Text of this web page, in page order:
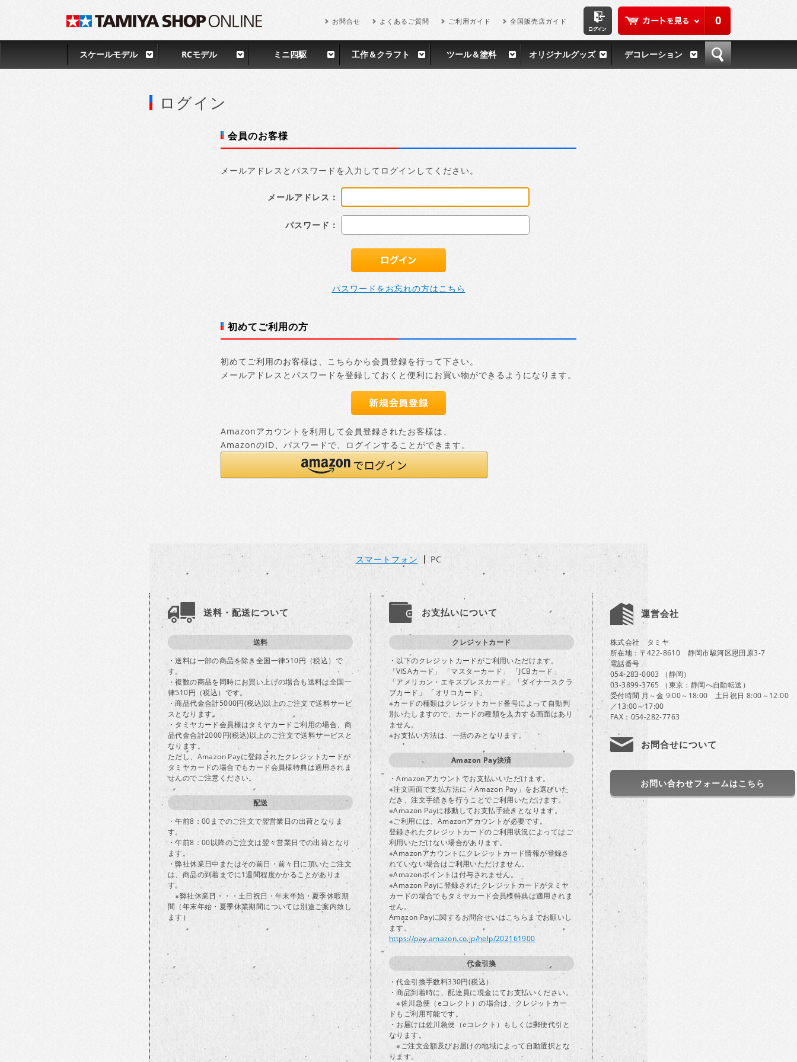
0
お問合せ よくあるご質問 ご利用ガイド 全国販売店ガイド
スケールモデル RCモデル ミニ四駆 工作＆クラフト ツール＆塗料 オリジナルグッズ デコレーション
ログイン
会員のお客様
メールアドレスとパスワードを入力してログインしてください。
メールアドレス：
パスワード：
パスワードをお忘れの方はこちら
初めてご利用の方
初めてご利用のお客様は、こちらから会員登録を行って下さい。
メールアドレスとパスワードを登録しておくと便利にお買い物ができるようになります。
Amazonアカウントを利用して会員登録されたお客様は、
AmazonのID、パスワードで、ログインすることができます。
スマートフォン PC
送料・配送について
送料
・送料は一部の商品を除き全国一律510円（税込）で
す。
・複数の商品を同時にお買い上げの場合も送料は全国一
律510円（税込）です。
・商品代金合計5000円(税込)以上のご注文で送料サービ
スとなります。
・タミヤカード会員様はタミヤカードご利用の場合、商
品代金合計2000円(税込)以上のご注文で送料サービスと
なります。
ただし、Amazon Payに登録されたクレジットカードが
タミヤカードの場合でもカード会員様特典は適用されま
せんのでご注意ください。
配送
・午前8：00までのご注文で翌営業日の出荷となりま
す。
・午前8：00以降のご注文は翌々営業日での出荷となり
ます。
・弊社休業日中またはその前日・前々日に頂いたご注文
は、商品の到着までに1週間程度かかることがありま
す。
※弊社休業日・・・土日祝日・年末年始・夏季休暇期
間（年末年始・夏季休業期間については別途ご案内致し
ます）
お支払いについて
クレジットカード
・以下のクレジットカードがご利用いただけます。
「VISAカード」 「マスターカード」 「JCBカード」
「アメリカン・エキスプレスカード」「ダイナースクラ
ブカード」 「オリコカード」
※カードの種類はクレジットカード番号によって自動判
別いたしますので、カードの種類を入力する画面はあり
ません。
※お支払い方法は、一括のみとなります。
Amazon Pay決済
・Amazonアカウントでお支払いいただけます。
※注文画面で支払方法に「Amazon Pay」をお選びいた
だき、注文手続きを行うことでご利用いただけます。
※Amazon Payに移動してお支払手続きとなります。
※ご利用には、Amazonアカウントが必要です。
登録されたクレジットカードのご利用状況によってはご
利用いただけない場合があります。
※Amazonアカウントにクレジットカード情報が登録さ
れていない場合はご利用いただけません。
※Amazonポイントは付与されません。
※Amazon Payに登録されたクレジットカードがタミヤ
カードの場合でもタミヤカード会員様特典は適用されま
せん。
Amazon Payに関するお問合せいはこちらまでお願いし
ます。
https://pay.amazon.co.jp/help/202161900
代金引換
・代金引換手数料330円(税込）
・商品到着時に、配達員に現金にてお支払いください。
※佐川急便（eコレクト）の場合は、クレジットカー
ドもご利用可能です。
・お届けは佐川急便（eコレクト）もしくは郵便代引と
なります。
※ご注文金額及びお届けの地域によって自動選択とな
ります。
運営会社
株式会社 タミヤ
所在地：〒422-8610 静岡市駿河区恩田原3-7
電話番号
054-283-0003 （静岡）
03-3899-3765 （東京：静岡へ自動転送）
受付時間 月～金 9:00～18:00 土日祝日 8:00～12:00
／13:00～17:00
FAX：054-282-7763
お問合せについて
お問い合わせフォームはこちら